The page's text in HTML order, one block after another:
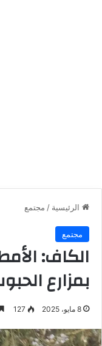
الرئيسية / مجتمع
مجتمع
الكاف:
بمزارع
8 مايو، 2025 127